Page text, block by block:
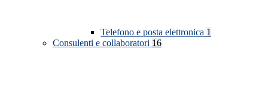
Telefono e posta elettronica 1
Consulenti e collaboratori 16